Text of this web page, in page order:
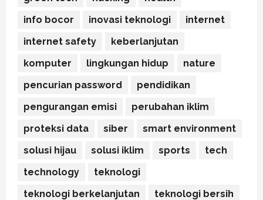
info bocor
inovasi teknologi
internet
internet safety
keberlanjutan
komputer
lingkungan hidup
nature
pencurian password
pendidikan
pengurangan emisi
perubahan iklim
proteksi data
siber
smart environment
solusi hijau
solusi iklim sports
tech
technology
teknologi
teknologi berkelanjutan
teknologi bersih